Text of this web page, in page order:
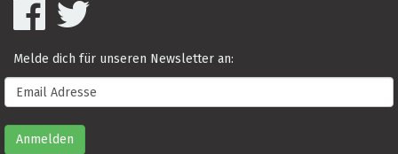
Melde dich für unseren Newsletter an: